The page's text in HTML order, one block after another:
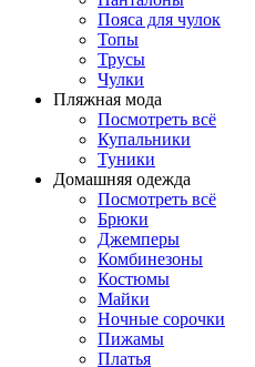
Поясa для чулок
Топы
Трусы
Чулки
Пляжная мода
Посмотреть всё
Купальники
Туники
Домашняя одежда
Посмотреть всё
Брюки
Джемперы
Комбинезоны
Костюмы
Майки
Ночные сорочки
Пижамы
Платья